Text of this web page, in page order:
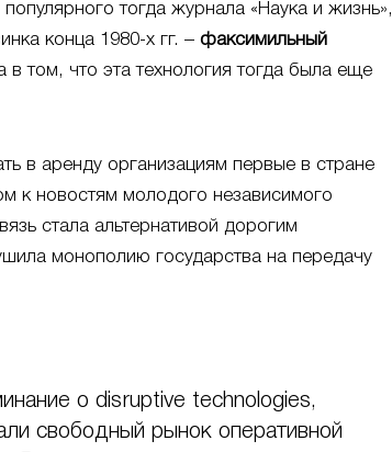
тогда журнала «Наука и жизнь»,
конца 1980-х гг. – факсимильный
том, что эта технология тогда была еще
в аренду организациям первые в стране
к новостям молодого независимого
стала альтернативой дорогим
монополию государства на передачу
о disruptive technologies,
свободный рынок оперативной